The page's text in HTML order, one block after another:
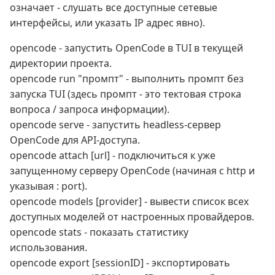
означает - слушать все доступные сетевые
интерфейсы, или указать IP адрес явно).
opencode - запустить OpenCode в TUI в текущей
директории проекта.
opencode run "промпт" - выполнить промпт без
запуска TUI (здесь промпт - это тектовая строка
вопроса / запроса информации).
opencode serve - запустить headless‑сервер
OpenCode для API‑доступа.
opencode attach [url] - подключиться к уже
запущенному серверу OpenCode (начиная с http и
указывая : port).
opencode models [provider] - вывести список всех
доступных моделей от настроенных провайдеров.
opencode stats - показать статистику
использования.
opencode export [sessionID] - экспортировать